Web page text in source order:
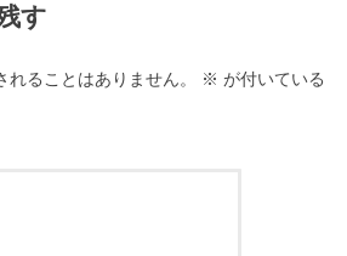
す
ることはありません。 ※ が付いている